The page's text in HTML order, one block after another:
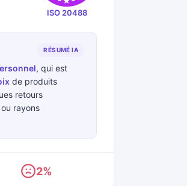
ISO 20488
RÉSUMÉ IA
, qui est
de produits
retours
rayons
2%